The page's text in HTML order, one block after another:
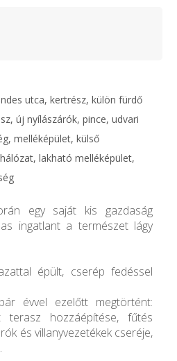
utca, kertrész, külön fürdő
új nyílászárók, pince, udvari
melléképület, külső
lakható melléképület,
egy saját kis gazdaság
ingatlant a természet lágy
épült, cserép fedéssel
évvel ezelőtt megtörtént:
hozzáépítése, fűtés
és villanyvezetékek cseréje,